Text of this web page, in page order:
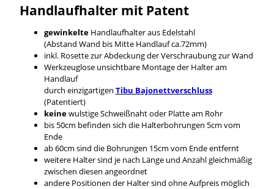
Handlaufhalter mit Patent
gewinkelteHandlaufhalter aus Edelstahl
(Abstand Wand bis Mitte Handlauf ca.72mm)
inkl. Rosette zur Abdeckung der Verschraubung zur Wand
Werkzeuglose unsichtbare Montage der Halter am
Handlauf
durch einzigartigen Tibu Bajonettverschluss
(Patentiert)
keinewulstige Schweißnaht oder Platte am Rohr
bis 50cm befinden sich die Halterbohrungen 5cm vom
Ende
ab 60cm sind die Bohrungen 15cm vom Ende entfernt
weitere Halter sind je nach Länge und Anzahl gleichmäßig
zwischen diesen angeordnet
andere Positionen der Halter sind ohne Aufpreis möglich